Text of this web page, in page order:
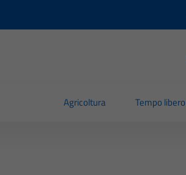
Agricoltura Tempo libero